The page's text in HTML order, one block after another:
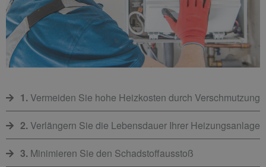
1.Vermeiden Sie hohe Heizkosten durch Verschmutzung
2.Verlängern Sie die Lebensdauer Ihrer Heizungsanlage
3.Minimieren Sie den Schadstoffausstoß